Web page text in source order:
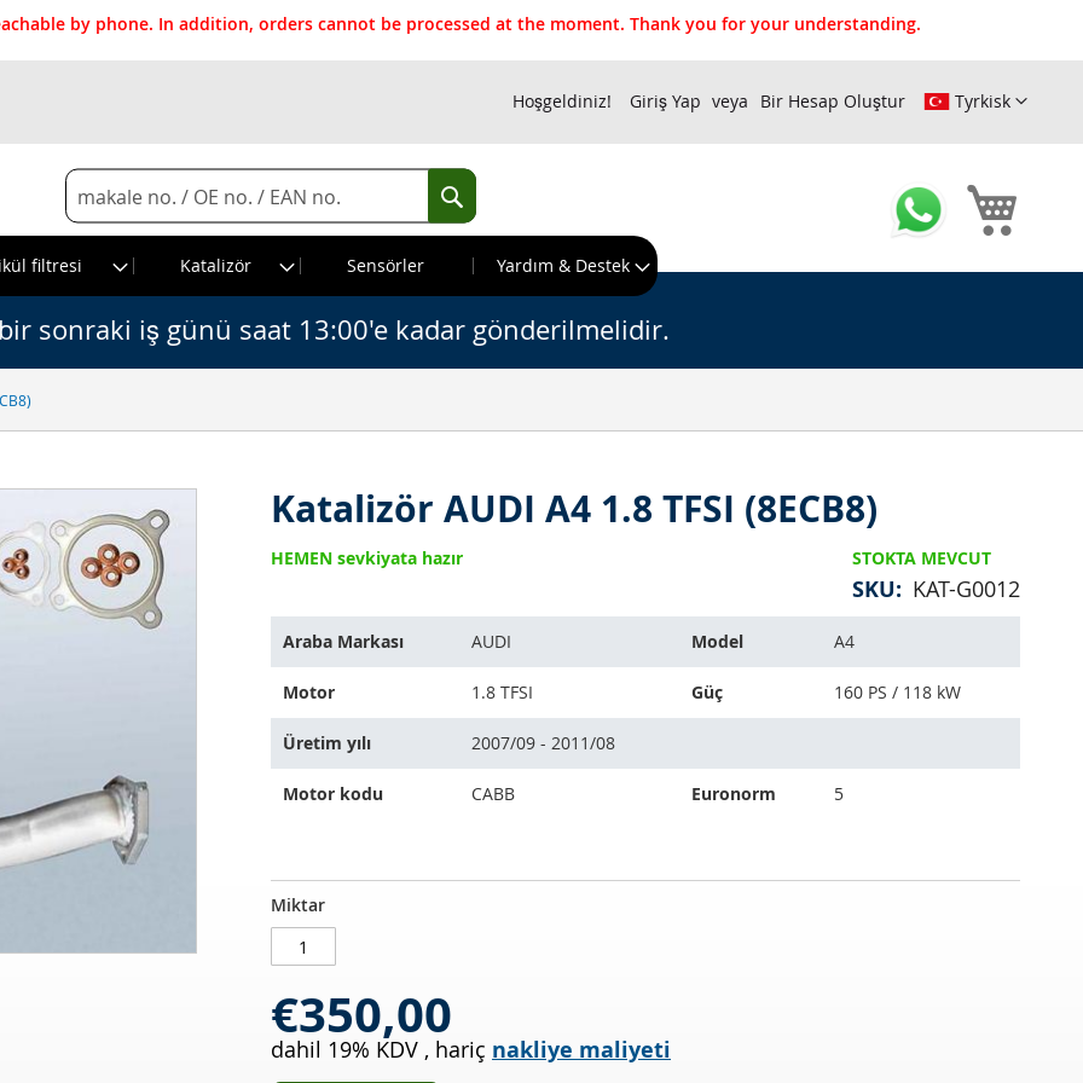
by phone. In addition, orders cannot be processed at the moment. Thank you for your understanding.
Tyrkisk
Hoşgeldiniz! Giriş Yap Bir Hesap Oluştur
Search
Search
filtresi
Katalizör Sensörler Yardım & Destek
sonraki iş günü saat 13:00'e kadar gönderilmelidir.
Katalizör AUDI A4 1.8 TFSI (8ECB8)
STOKTA MEVCUT
SKU KAT-G0012
HEMEN sevkiyata hazır
ürün
araçlara
uyar:
Araba Markası AUDI Model A4
Motor 1.8 TFSI Güç 160 PS / 118 kW
Üretim yılı 2007/09 - 2011/08
Motor kodu CABB Euronorm 5
Katalizör
AUDI
TFSI
(8ECB8)
STOKTA
MEVCUT
Miktar
€350,00
dahil 19% KDV , hariç nakliye maliyeti